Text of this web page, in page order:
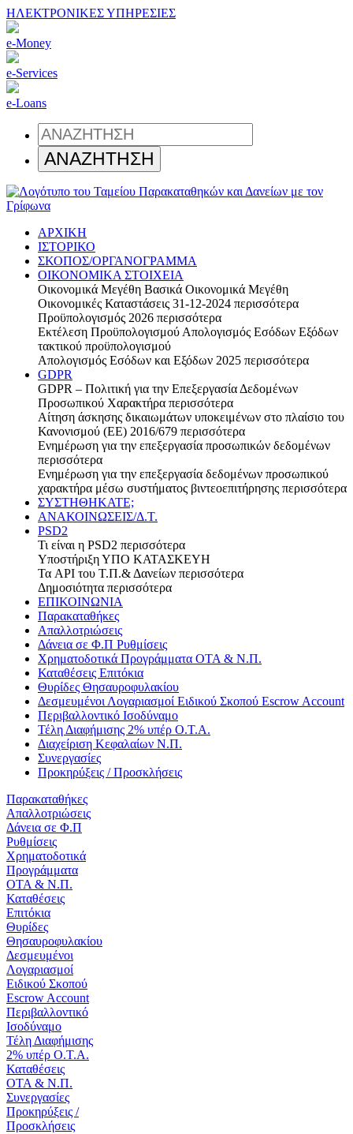
ΗΛΕΚΤΡΟΝΙΚΕΣ ΥΠΗΡΕΣΙΕΣ
e-Money
e-Services
e-Loans
ΑΡΧΙΚΗ
ΙΣΤΟΡΙΚΟ
ΣΚΟΠΟΣ/ΟΡΓΑΝΟΓΡΑΜΜΑ
ΟΙΚΟΝΟΜΙΚΑ ΣΤΟΙΧΕΙΑ
Οικονομικά Μεγέθη Βασικά Οικονομικά Μεγέθη
Οικονομικές Καταστάσεις 31-12-2024 περισσότερα
Προϋπολογισμός 2026 περισσότερα
Εκτέλεση Προϋπολογισμού Απολογισμός Εσόδων Εξόδων
τακτικού προϋπολογισμού
Απολογισμός Εσόδων και Εξόδων 2025 περισσότερα
GDPR
GDPR – Πολιτική για την Επεξεργασία Δεδομένων
Προσωπικού Χαρακτήρα περισσότερα
Αίτηση άσκησης δικαιωμάτων υποκειμένων στο πλαίσιο του
Κανονισμού (ΕΕ) 2016/679 περισσότερα
Ενημέρωση για την επεξεργασία προσωπικών δεδομένων
περισσότερα
Ενημέρωση για την επεξεργασία δεδομένων προσωπικού
χαρακτήρα μέσω συστήματος βιντεοεπιτήρησης περισσότερα
ΣΥΣΤΗΘΗΚΑΤΕ;
ΑΝΑΚΟΙΝΩΣΕΙΣ/Δ.Τ.
PSD2
Τι είναι η PSD2 περισσότερα
ΥποστήριξηΥΠΟ ΚΑΤΑΣΚΕΥΗ
Τα API του Τ.Π.& Δανείων περισσότερα
Δημοσιότητα περισσότερα
ΕΠΙΚΟΙΝΩΝΙΑ
Παρακαταθήκες
Απαλλοτριώσεις
Δάνεια σε Φ.Π Ρυθμίσεις
Χρηματοδοτικά Προγράμματα ΟΤΑ & Ν.Π.
Καταθέσεις Επιτόκια
Θυρίδες Θησαυροφυλακίου
Δεσμευμένοι Λογαριασμοί Ειδικού Σκοπού Escrow Account
Περιβαλλοντικό Ισοδύναμο
Τέλη Διαφήμισης 2% υπέρ Ο.Τ.Α.
Διαχείριση Κεφαλαίων Ν.Π.
Συνεργασίες
Προκηρύξεις / Προσκλήσεις
Παρακαταθήκες
Απαλλοτριώσεις
Δάνεια σε Φ.Π
Ρυθμίσεις
Χρηματοδοτικά
Προγράμματα
ΟΤΑ & Ν.Π.
Καταθέσεις
Επιτόκια
Θυρίδες
Θησαυροφυλακίου
Δεσμευμένοι
Λογαριασμοί
Ειδικού Σκοπού
Escrow Account
Περιβαλλοντικό
Ισοδύναμο
Τέλη Διαφήμισης
2% υπέρ Ο.Τ.Α.
Καταθέσεις
ΟΤΑ & Ν.Π.
Συνεργασίες
Προκηρύξεις /
Προσκλήσεις